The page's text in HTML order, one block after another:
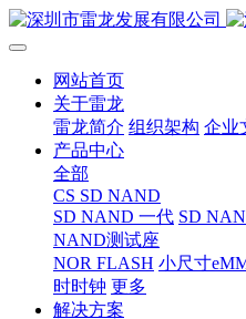
网站首页
关于雷龙
雷龙简介 组织架构 企业
产品中心
全部
CS SD NAND
SD NAND 一代 SD
NAND测试座
NOR FLASH 小尺寸
时时钟 更多
解决方案